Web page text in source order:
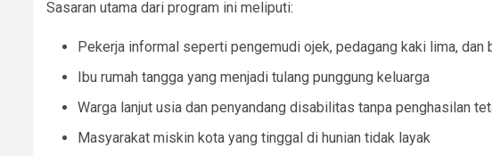
Sasaran utama dari program ini meliputi:
Pekerja informal seperti pengemudi ojek, pedagang kaki lima, dan
Ibu rumah tangga yang menjadi tulang punggung keluarga
Warga lanjut usia dan penyandang disabilitas tanpa penghasilan
Masyarakat miskin kota yang tinggal di hunian tidak layak